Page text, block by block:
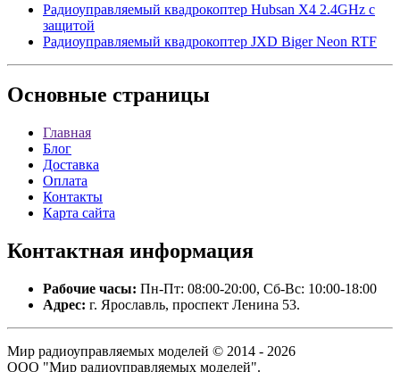
Радиоуправляемый квадрокоптер Hubsan X4 2.4GHz с
защитой
Радиоуправляемый квадрокоптер JXD Biger Neon RTF
Основные страницы
Главная
Блог
Доставка
Оплата
Контакты
Карта сайта
Контактная информация
Рабочие часы: Пн-Пт: 08:00-20:00, Сб-Вс: 10:00-18:00
Адрес: г. Ярославль, проспект Ленина 53.
Мир радиоуправляемых моделей © 2014 - 2026
ООО "Мир радиоуправляемых моделей".